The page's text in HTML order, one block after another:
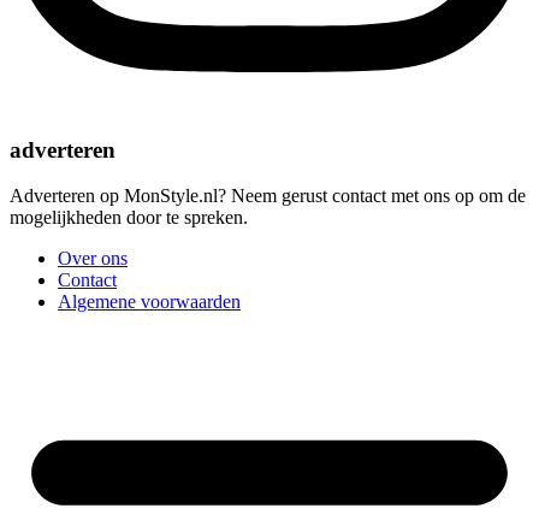
adverteren
Adverteren op MonStyle.nl? Neem gerust contact met ons op om de
mogelijkheden door te spreken.
Over ons
Contact
Algemene voorwaarden